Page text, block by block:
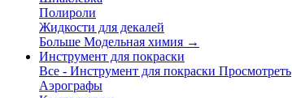
Полироли
Жидкости для декалей
Больше Модельная химия →
Инструмент для покраски
Все - Инструмент для покраски Просмотреть
Аэрографы